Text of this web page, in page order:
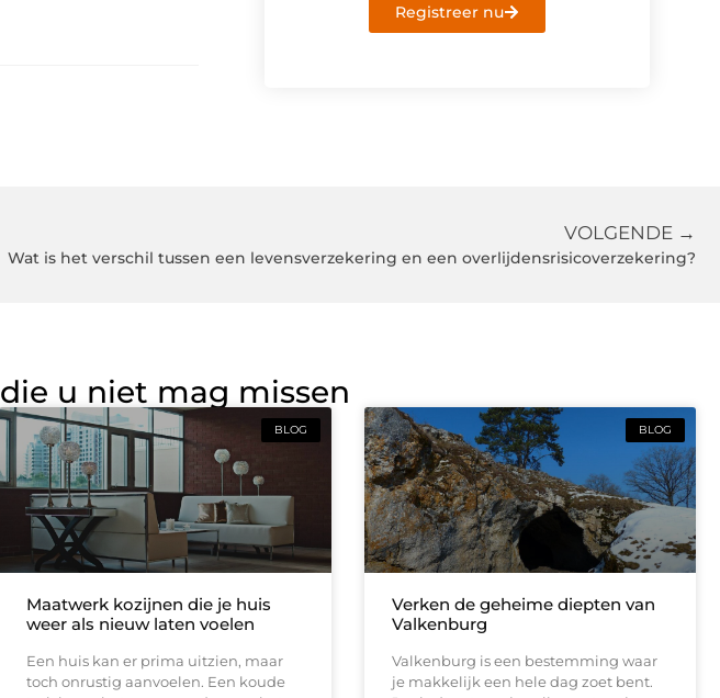
Registreer nu
VOLGENDE →
Wat is het verschil tussen een levensverzekering en een overlijdensrisicoverzekering?
die u niet mag missen
BLOG
Maatwerk kozijnen die je huis
weer als nieuw laten voelen
Een huis kan er prima uitzien, maar
toch onrustig aanvoelen. Een koude
BLOG
Verken de geheime diepten van
Valkenburg
Valkenburg is een bestemming waar
je makkelijk een hele dag zoet bent.